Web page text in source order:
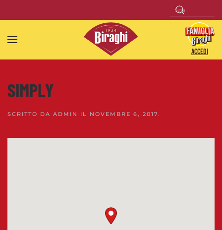
Skip to main content
ACCEDI
SIMPLY
SCRITTO DA ADMIN IL NOVEMBRE 6, 2017.